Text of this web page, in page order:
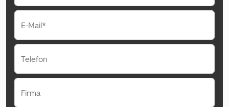
E-Mail*
Telefon
Firma